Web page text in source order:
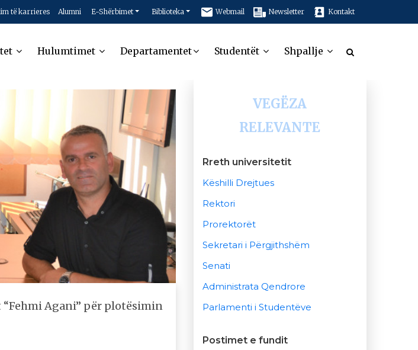
të karrieres Alumni E-Shërbimet Biblioteka Webmail Newsletter Kontakt
Hulumtimet Departamentet Studentët Shpallje
Agani” për plotësimin
VEGËZA
RELEVANTE
Rreth universitetit
Këshilli Drejtues
Rektori
Prorektorët
Sekretari i Përgjithshëm
Senati
Administrata Qendrore
Parlamenti i Studentëve
Postimet e fundit